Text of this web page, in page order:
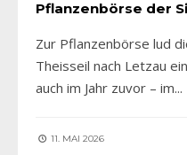
Pflanzenbörse der
Zur Pflanzenbörse lud
Theisseil nach Letzau
auch im Jahr zuvor – im...
11. MAI 2026